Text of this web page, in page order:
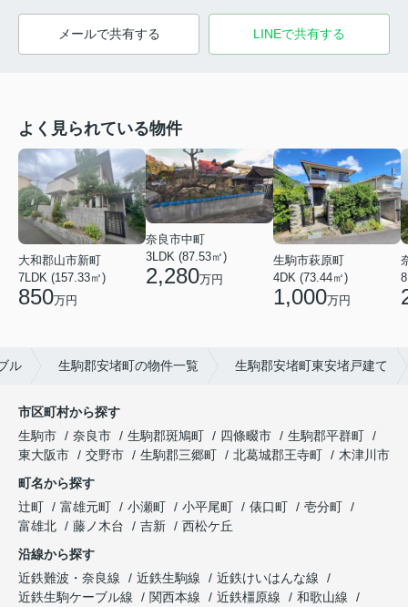
メールで共有する LINEで共有する
よく見られている物件
大和郡山市新町
7LDK (157.33㎡)
850万円
奈良市中町
3LDK (87.53㎡)
2,280万円
生駒市萩原町
4DK (73.44㎡)
1,000万円
ル 生駒郡安堵町の物件一覧 生駒郡安堵町東安堵戸建て
市区町村から探す
生駒市
奈良市 生駒郡斑鳩町 四條畷市
生駒郡平群町
東大阪市
交野市 生駒郡三郷町 北葛城郡王寺町
木津川市
町名から探す
辻町
富雄元町 小瀬町 小平尾町 俵口町
壱分町
富雄北
藤ノ木台 吉新
西松ケ丘
沿線から探す
近鉄難波・奈良線
近鉄生駒線
近鉄けいはんな線
近鉄生駒ケーブル線
関西本線 近鉄橿原線
和歌山線